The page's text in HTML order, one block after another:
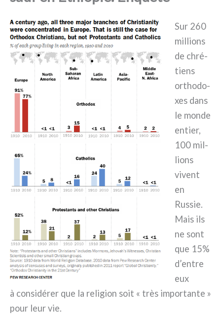
Sur 260
mil­lions
de chré­
tiens
ortho­do­
xes dans
le mon­de
entier,
100 mil­
lions
vivent
en
Russie.
Mais ils
ne sont
que 15%
d’entre
eux
à con­si­dé­rer que la reli­gion soit « très impor­tan­te »
pour leur vie.